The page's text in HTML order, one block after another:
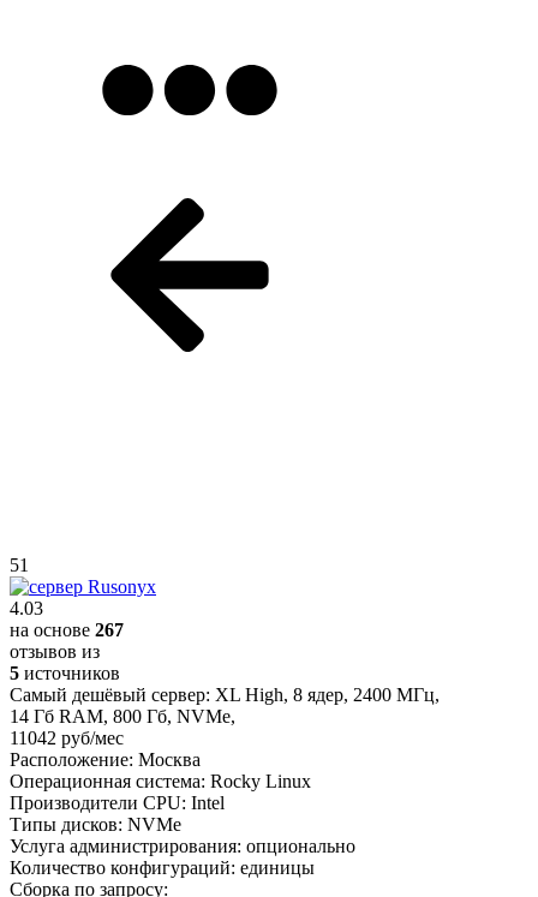
51
4.03
на основе 267
отзывов из
5 источников
Самый дешёвый сервер: XL High, 8 ядер, 2400 МГц,
14 Гб RAM, 800 Гб, NVMe,
11042 руб/мес
Расположение: Москва
Операционная система: Rocky Linux
Производители CPU: Intel
Типы дисков: NVMe
Услуга администрирования: опционально
Количество конфигураций: единицы
Сборка по запросу: